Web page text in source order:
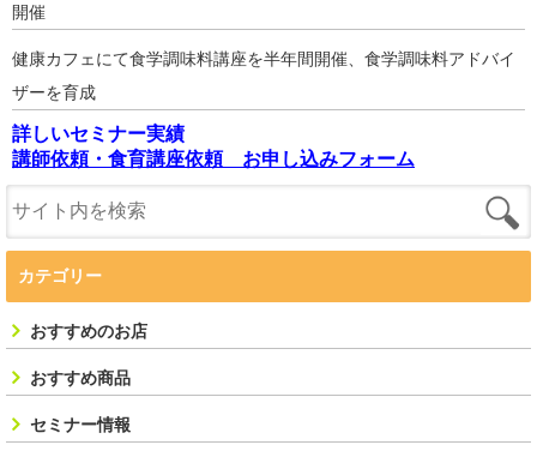
開催
健康カフェにて食学調味料講座を半年間開催、食学調味料アドバイ
ザーを育成
詳しいセミナー実績
講師依頼・食育講座依頼 お申し込みフォーム
カテゴリー
おすすめのお店
おすすめ商品
セミナー情報